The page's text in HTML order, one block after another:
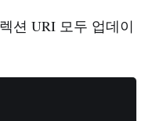
션 URI 모두 업데이